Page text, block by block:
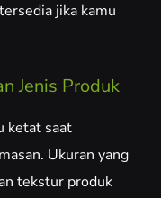
jika kamu
Jenis Produk
ketat saat
Ukuran yang
tekstur produk